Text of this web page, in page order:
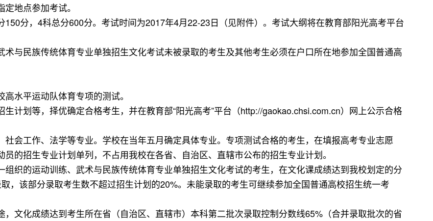
地点参加考试。
分，4科总分600分。考试时间为2017年4月22-23日（见附件）。考试大纲将在教育部阳光高考平台
术与民族传统体育专业单独招生文化考试未被录取的考生及其他考生必须在户口所在地参加全国普通高
水平运动队体育专项的测试。
生计划等，择优确定合格考生，并在教育部“阳光高考”平台（http://gaokao.chsi.com.cn）网上公示合格
社会工作、法学等专业。学校在当年五月确定具体专业。专项测试合格的考生，在填报高考专业志愿
的招生专业计划单列，不占用我校在各省、自治区、直辖市公布的招生专业计划。
组织的运动训练、武术与民族传统体育专业单独招生文化考试的考生，在文化课成绩达到我校划定的分
，该部分录取考生数不超过招生计划的20%。未能录取的考生可继续参加全国普通高校招生统一考
，文化成绩达到考生所在省（自治区、直辖市）本科第二批次录取控制分数线65%（合并录取批次的省